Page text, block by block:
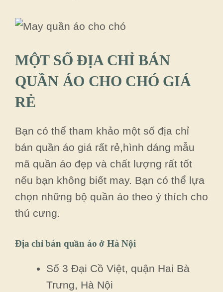
MỘT SỐ ĐỊA CHỈ BÁN
QUẦN ÁO CHO CHÓ GIÁ
RẺ
Bạn có thể tham khảo một số địa chỉ
bán quần áo giá rất rẻ,hình dáng mẫu
mã quần áo đẹp và chất lượng rất tốt
nếu bạn không biết may. Bạn có thể lựa
chọn những bộ quần áo theo ý thích cho
thú cưng.
Địa chỉ bán quần áo ở Hà Nội
Số 3 Đại Cồ Việt, quận Hai Bà
Trưng, Hà Nội